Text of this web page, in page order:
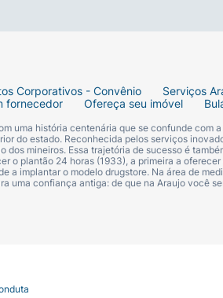
Corporativos - Convênio Serviços
fornecedor Ofereça seu imóvel
uma história centenária que se confunde com
do estado. Reconhecida pelos serviços
mineiros. Essa trajetória de sucesso é
o plantão 24 horas (1933), a primeira a
a implantar o modelo drugstore. Na área de
uma confiança antiga: de que na Araujo você